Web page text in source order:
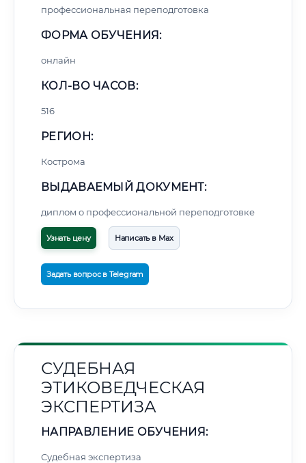
профессиональная переподготовка
ФОРМА ОБУЧЕНИЯ:
онлайн
КОЛ-ВО ЧАСОВ:
516
РЕГИОН:
Кострома
ВЫДАВАЕМЫЙ ДОКУМЕНТ:
диплом о профессиональной переподготовке
Узнать цену Написать в Max
Задать вопрос в Telegram
СУДЕБНАЯ
ЭТИКОВЕДЧЕСКАЯ
ЭКСПЕРТИЗА
НАПРАВЛЕНИЕ ОБУЧЕНИЯ:
Судебная экспертиза